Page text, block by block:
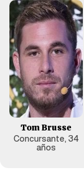
Tom Brusse
Concursante, 34
años